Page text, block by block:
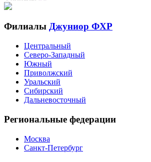
Филиалы Джуниор ФХР
Центральный
Северо-Западный
Южный
Приволжский
Уральский
Сибирский
Дальневосточный
Региональные федерации
Москва
Санкт-Петербург